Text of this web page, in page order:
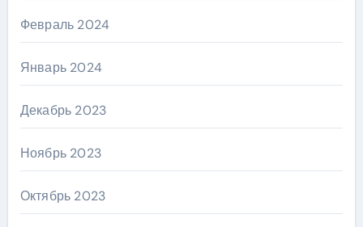
Февраль 2024
Январь 2024
Декабрь 2023
Ноябрь 2023
Октябрь 2023